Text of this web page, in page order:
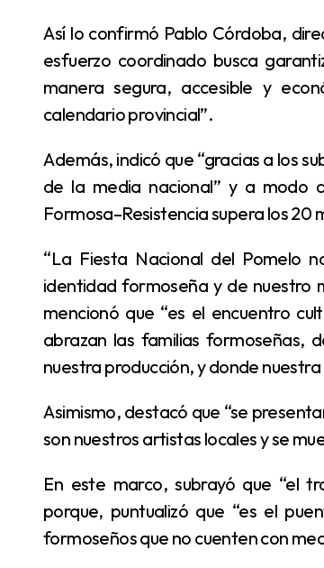
Así lo confirmó Pablo Córdoba, director de Transporte de la provincia, quien destacó que “este
esfuerzo coordinado busca
manera segura, accesible y
calendario provincial”.
Además, indicó que “gracias a los subsidios provinciales, las tarifas se encuentran muy por debajo
de la media nacional” y a modo
Formosa–Resistencia supera los 20
“La Fiesta Nacional del Pomelo no es solamente un festival: es el símbolo vivo de nuestra
identidad formoseña y de nuestro
mencionó que “es el encuentro
abrazan las familias formoseñas,
nuestra producción, y donde
Asimismo, destacó que “se presentan artistas nacionales de primer nivel, pero lo más importante
son nuestros artistas locales y se
En este marco, subrayó que “el transporte público de pasajeros cumple un rol estratégico”,
porque, puntualizó que “es el
formoseños que no cuenten con